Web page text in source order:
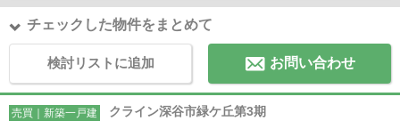
チェックした物件をまとめて
検討リストに追加 お問い合わせ
売買｜新築一戸建 クライン深谷市緑ケ丘第3期